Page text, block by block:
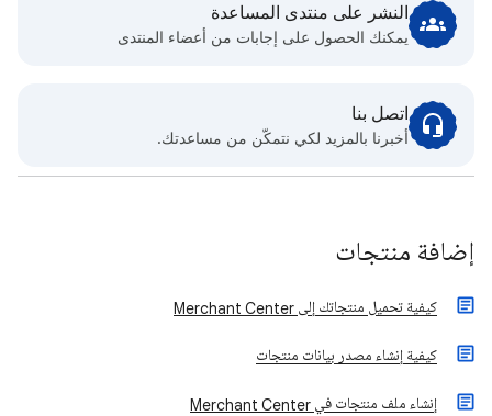
النشر على منتدى المساعدة
يمكنك الحصول على إجابات من أعضاء المنتدى
اتصل بنا
أخبرنا بالمزيد لكي نتمكّن من مساعدتك.
إضافة منتجات
كيفية تحميل منتجاتك إلى Merchant Center
كيفية إنشاء مصدر بيانات منتجات
إنشاء ملف منتجات في Merchant Center